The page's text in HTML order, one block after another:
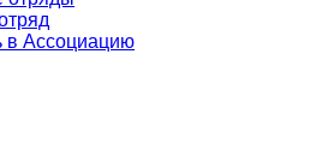
в Ассоциацию